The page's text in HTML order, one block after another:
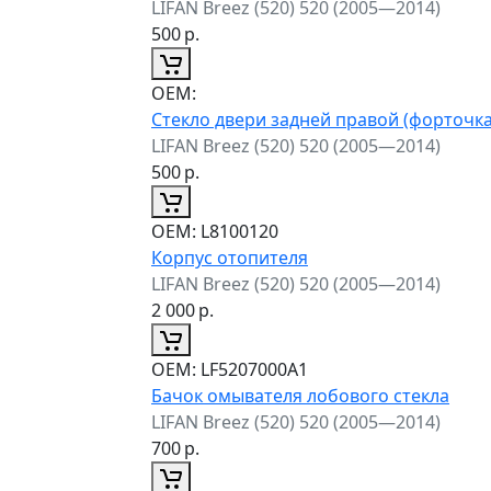
LIFAN Breez (520) 520 (2005—2014)
500р.
ОЕМ:
Стекло двери задней правой
LIFAN Breez (520) 520 (2005—2014)
500р.
ОЕМ: L8100120
Корпус отопителя
LIFAN Breez (520) 520 (2005—2014)
2 000р.
ОЕМ: LF5207000A1
Бачок омывателя лобового стекла
LIFAN Breez (520) 520 (2005—2014)
700р.